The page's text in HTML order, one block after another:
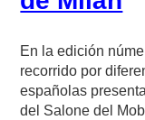
En la edición
recorrido por
españolas
del Salone del